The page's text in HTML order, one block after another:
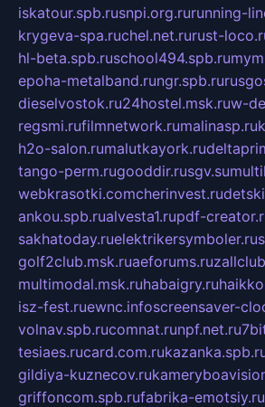
iskatour.spb.rusnpi.org.rurunning-
krygeva-spa.ruchel.net.rurust-
hl-beta.spb.ruschool494.spb.ru
epoha-metalband.rungr.spb.ru
dieselvostok.ru24hostel.msk.ruw-
regsmi.rufilmnetwork.rumalinasp.ru
h2o-salon.rumalutkayork.ru
tango-perm.rugooddir.rusgv.su
webkrasotki.comcherinvest.ru
ankou.spb.rualvesta1.rupdf-
sakhatoday.ruelektrikersymboler.ru
golf2club.msk.ruaeforums.ru
multimodal.msk.ruhabaigry.ru
isz-fest.ruewnc.infoscreensaver-
volnav.spb.rucomnat.runpf.net.ru
tesiaes.rucard.com.ru
gildiya-kuznecov.ru
griffoncom.spb.rufabrika-emotsiy.ru